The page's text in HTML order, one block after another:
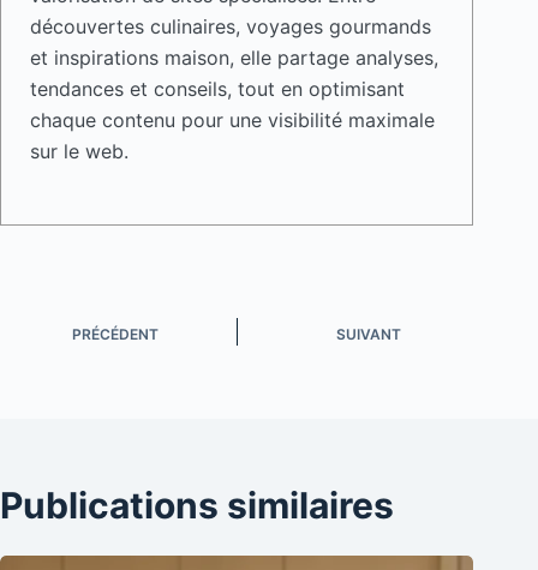
découvertes culinaires, voyages gourmands
et inspirations maison, elle partage analyses,
tendances et conseils, tout en optimisant
chaque contenu pour une visibilité maximale
sur le web.
PRÉCÉDENT SUIVANT
Publications similaires